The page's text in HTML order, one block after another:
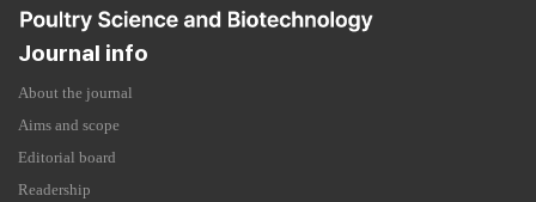
Journal info
About the journal
Aims and scope
Editorial board
Readership